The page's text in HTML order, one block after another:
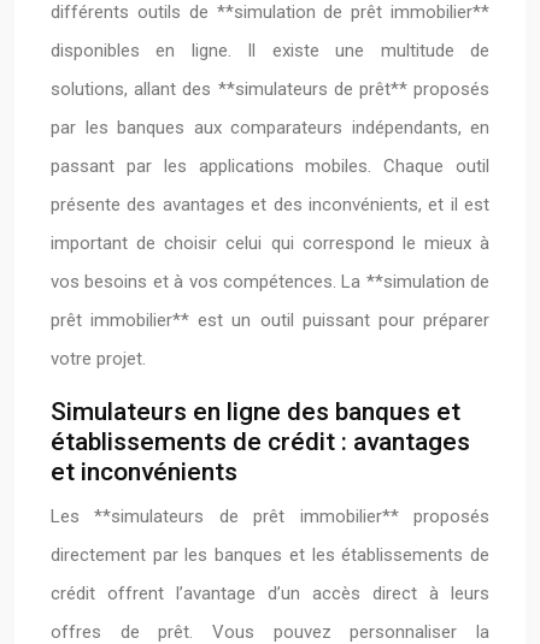
différents outils de **simulation de prêt immobilier**
disponibles en ligne. Il existe une multitude de
solutions, allant des **simulateurs de prêt** proposés
par les banques aux comparateurs indépendants, en
passant par les applications mobiles. Chaque outil
présente des avantages et des inconvénients, et il est
important de choisir celui qui correspond le mieux à
vos besoins et à vos compétences. La **simulation de
prêt immobilier** est un outil puissant pour préparer
votre projet.
Simulateurs en ligne des banques et
établissements de crédit : avantages
et inconvénients
Les **simulateurs de prêt immobilier** proposés
directement par les banques et les établissements de
crédit offrent l’avantage d’un accès direct à leurs
offres de prêt. Vous pouvez personnaliser la